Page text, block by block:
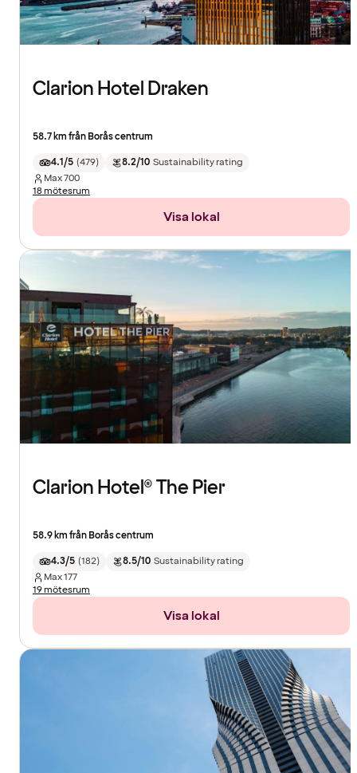
Clarion Hotel Draken
58.7 km från Borås centrum
4.1/5 (479) 8.2/10 Sustainability rating
Max700
18 mötesrum
Visa lokal
Clarion Hotel® The Pier
58.9 km från Borås centrum
4.3/5 (182) 8.5/10 Sustainability rating
Max177
19 mötesrum
Visa lokal